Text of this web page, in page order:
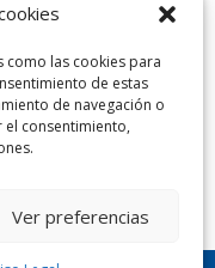
como las cookies para
de estas
de navegación o
el consentimiento,
Ver preferencias